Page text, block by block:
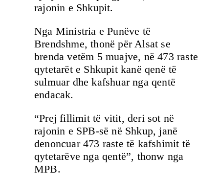
rajonin e Shkupit.
Nga Ministria e Punëve të
Brendshme, thonë për Alsat se
brenda vetëm 5 muajve, në 473 raste
qytetarët e Shkupit kanë qenë të
sulmuar dhe kafshuar nga qentë
endacak.
“Prej fillimit të vitit, deri sot në
rajonin e SPB-së në Shkup, janë
denoncuar 473 raste të kafshimit të
qytetarëve nga qentë”, thonw nga
MPB.